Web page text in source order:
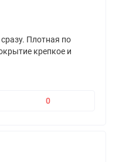
Плотная по
крепкое и
0